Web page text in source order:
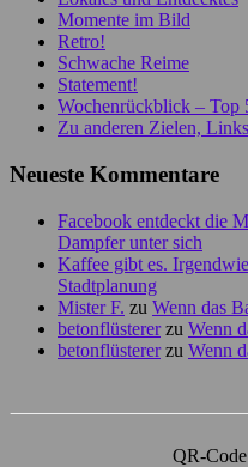
Momente im Bild
Retro!
Schwache Reime
Statement!
Wochenrückblick – Top
Zu anderen Zielen,
Neueste Kommentare
Facebook entdeckt die
Dampfer unter sich
Kaffee gibt es.
Stadtplanung
Mister F. zu Wenn das
betonflüstererzu Wenn
betonflüstererzu Wenn
QR-